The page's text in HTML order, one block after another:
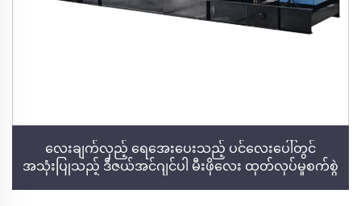
လေးချက်လှည့် ရေအေးပေးသည့် ပင်လေးပေါ်တွင်
အသုံးပြုသည့် ဒီဇယ်အင်ဂျင်ပါ မီးဖိုလေး ထုတ်လုပ်မှုစက်စွဲ